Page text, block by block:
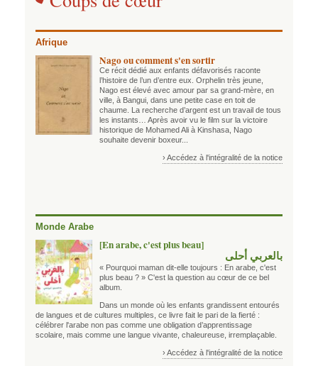
Afrique
Nago ou comment s'en sortir
Ce récit dédié aux enfants défavorisés raconte
l’histoire de l’un d’entre eux. Orphelin très jeune,
Nago est élevé avec amour par sa grand-mère, en
ville, à Bangui, dans une petite case en toit de
chaume. La recherche d’argent est un travail de tous
les instants… Après avoir vu le film sur la victoire
historique de Mohamed Ali à Kinshasa, Nago
souhaite devenir boxeur...
› Accédez à l'intégralité de la notice
Monde Arabe
[En arabe, c'est plus beau]
بالعربي أحلى
« Pourquoi maman dit-elle toujours : En arabe, c'est
plus beau ? » C'est la question au cœur de ce bel
album.
Dans un monde où les enfants grandissent entourés
de langues et de cultures multiples, ce livre fait le pari de la fierté :
célébrer l'arabe non pas comme une obligation d’apprentissage
scolaire, mais comme une langue vivante, chaleureuse, irremplaçable.
› Accédez à l'intégralité de la notice